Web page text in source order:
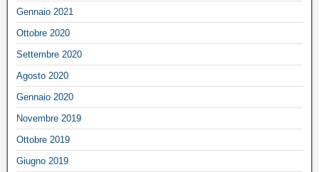
Gennaio 2021
Ottobre 2020
Settembre 2020
Agosto 2020
Gennaio 2020
Novembre 2019
Ottobre 2019
Giugno 2019